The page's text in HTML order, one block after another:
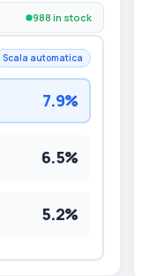
988 in stock
Scala automatica
7.9%
6.5%
5.2%